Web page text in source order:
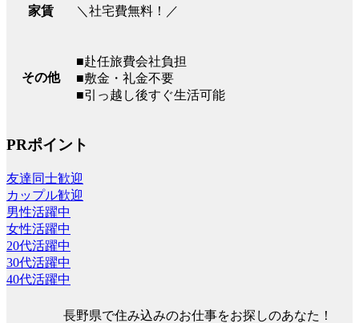
家賃 ＼社宅費無料！／
その他
■赴任旅費会社負担
■敷金・礼金不要
■引っ越し後すぐ生活可能
PRポイント
友達同士歓迎
カップル歓迎
男性活躍中
女性活躍中
20代活躍中
30代活躍中
40代活躍中
長野県で住み込みのお仕事をお探しのあなた！